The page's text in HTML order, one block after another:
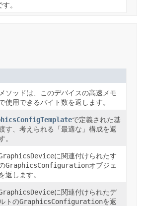
。
ソッドは、このデバイスの高速メモ
使用できるバイト数を返します。
で定義された基
す、考えられる「最適な」構成を返
。
に関連付けられたす
GraphicsConfigurationオブジェ
返します。
に関連付けられたデ
トのGraphicsConfigurationを返